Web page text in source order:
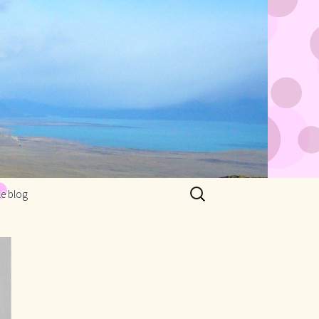
blog Rechercher :